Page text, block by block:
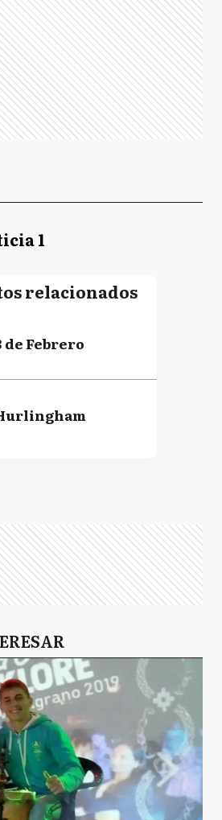
1
relacionados
de Febrero